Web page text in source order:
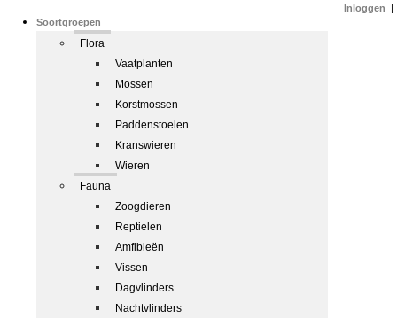
Soortgroepen
Flora
Vaatplanten
Mossen
Korstmossen
Paddenstoelen
Kranswieren
Wieren
Fauna
Zoogdieren
Reptielen
Amfibieën
Vissen
Dagvlinders
Nachtvlinders
Inloggen |